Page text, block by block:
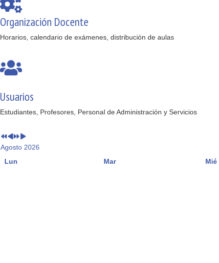
Organización Docente
Horarios, calendario de exámenes, distribución de aulas
Usuarios
Estudiantes, Profesores, Personal de Administración y Servicios
Agosto 2026
Lun
Mar Mié